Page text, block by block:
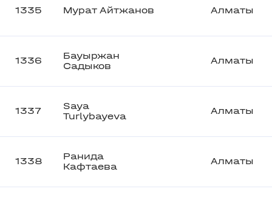
1335 Мурат Айтжанов Алматы
1336
Бауыржан
Садыков
Алматы
1337
Saya
Turlybayeva
Алматы
1338
Ранида
Кафтаева
Алматы